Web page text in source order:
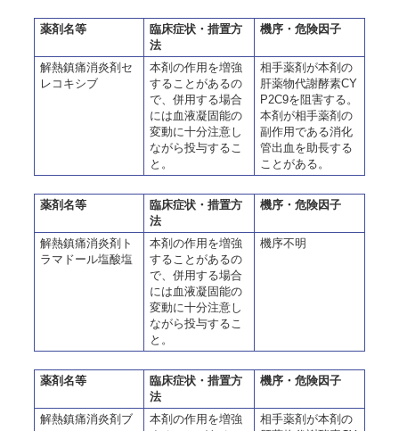
薬剤名等
臨床症状・措置方
法
機序・危険因子
解熱鎮痛消炎剤セ
レコキシブ
本剤の作用を増強
することがあるの
で、併用する場合
には血液凝固能の
変動に十分注意し
ながら投与するこ
と。
相手薬剤が本剤の
肝薬物代謝酵素CY
P2C9を阻害する。
本剤が相手薬剤の
副作用である消化
管出血を助長する
ことがある。
薬剤名等
臨床症状・措置方
法
機序・危険因子
解熱鎮痛消炎剤ト
ラマドール塩酸塩
本剤の作用を増強
することがあるの
で、併用する場合
には血液凝固能の
変動に十分注意し
ながら投与するこ
と。
機序不明
薬剤名等
臨床症状・措置方
法
機序・危険因子
解熱鎮痛消炎剤ブ
本剤の作用を増強
相手薬剤が本剤の